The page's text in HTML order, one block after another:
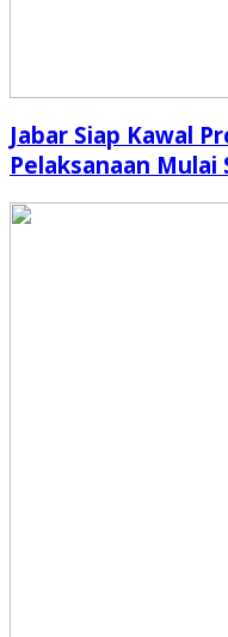
Jabar Siap Kawal
Pelaksanaan